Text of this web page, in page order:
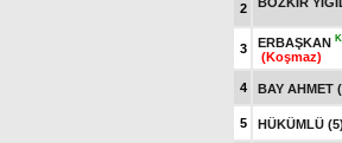
2
3 ERBAŞKAN
(Koşmaz)
4 BAY AHMET
5
HÜKÜMLÜ (5)